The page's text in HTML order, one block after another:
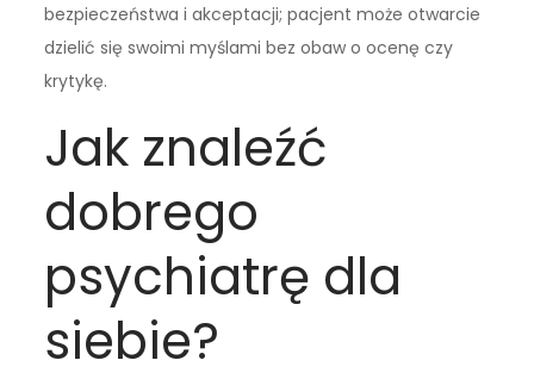
bezpieczeństwa i akceptacji; pacjent może otwarcie
dzielić się swoimi myślami bez obaw o ocenę czy
krytykę.
Jak znaleźć
dobrego
psychiatrę dla
siebie?